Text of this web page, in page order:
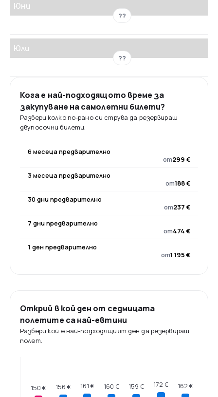
Юни
??
Юли
??
Кога е най-подходящото време за
закупуване на самолетни билети?
Разбери колко по-рано си струва да резервираш
двупосочни билети.
6 месеца предварително
от299 €
3 месеца предварително
от188 €
30 дни предварително
от237 €
7 дни предварително
от474 €
1 ден предварително
от1 195 €
Открий в кой ден от седмицата
полетите са най-евтини
Разбери кой е най-подходящият ден да резервираш
полет.
150 € 156 € 161 € 160 € 159 € 172 € 162 €